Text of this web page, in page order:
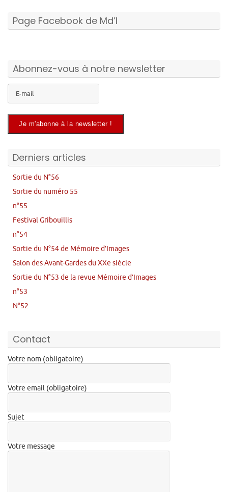
Page Facebook de Md’I
Abonnez-vous à notre newsletter
Derniers articles
Sortie du N°56
Sortie du numéro 55
n°55
Festival Gribouillis
n°54
Sortie du N°54 de Mémoire d’Images
Salon des Avant-Gardes du XXe siècle
Sortie du N°53 de la revue Mémoire d’Images
n°53
N°52
Contact
Votre nom (obligatoire)
Votre email (obligatoire)
Sujet
Votre message